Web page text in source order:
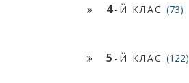
4-Й КЛАС (73)
5 -Й КЛАС (122)